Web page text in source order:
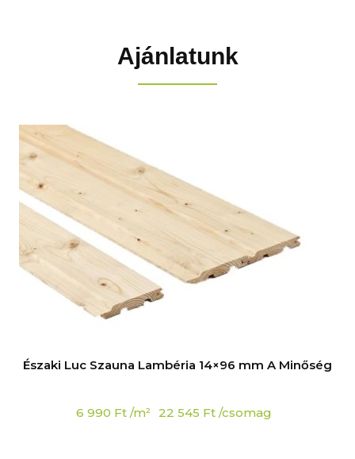
Ajánlatunk
Északi Luc Szauna Lambéria 14×96 mm A Minőség
6 990 Ft /m² 22 545 Ft /csomag